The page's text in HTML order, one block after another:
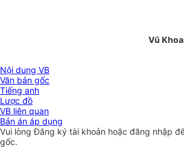
Vũ
Nội dung VB
Văn bản gốc
Tiếng anh
Lược đồ
VB liên quan
Bản án áp dụng
Vui lòngĐăng ký tài khoản hoặc đăng nhập
gốc.